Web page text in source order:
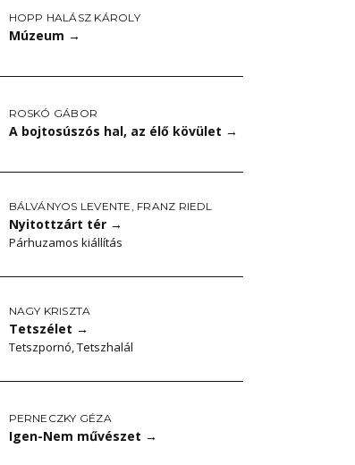
HOPP HALÁSZ KÁROLY
Múzeum →
ROSKÓ GÁBOR
A bojtosúszós hal, az élő kövület →
BÁLVÁNYOS LEVENTE, FRANZ RIEDL
Nyitottzárt tér →
Párhuzamos kiállítás
NAGY KRISZTA
Tetszélet →
Tetszpornó, Tetszhalál
PERNECZKY GÉZA
Igen-Nem művészet →